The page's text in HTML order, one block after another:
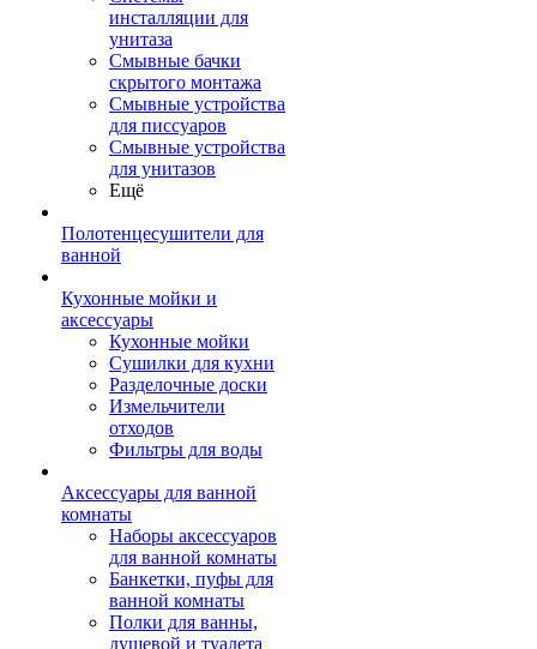
инсталляции для
унитаза
Смывные бачки
скрытого монтажа
Смывные устройства
для писсуаров
Смывные устройства
для унитазов
Ещё
Полотенцесушители для
ванной
Кухонные мойки и
аксессуары
Кухонные мойки
Сушилки для кухни
Разделочные доски
Измельчители
отходов
Фильтры для воды
Аксессуары для ванной
комнаты
Наборы аксессуаров
для ванной комнаты
Банкетки, пуфы для
ванной комнаты
Полки для ванны,
душевой и туалета